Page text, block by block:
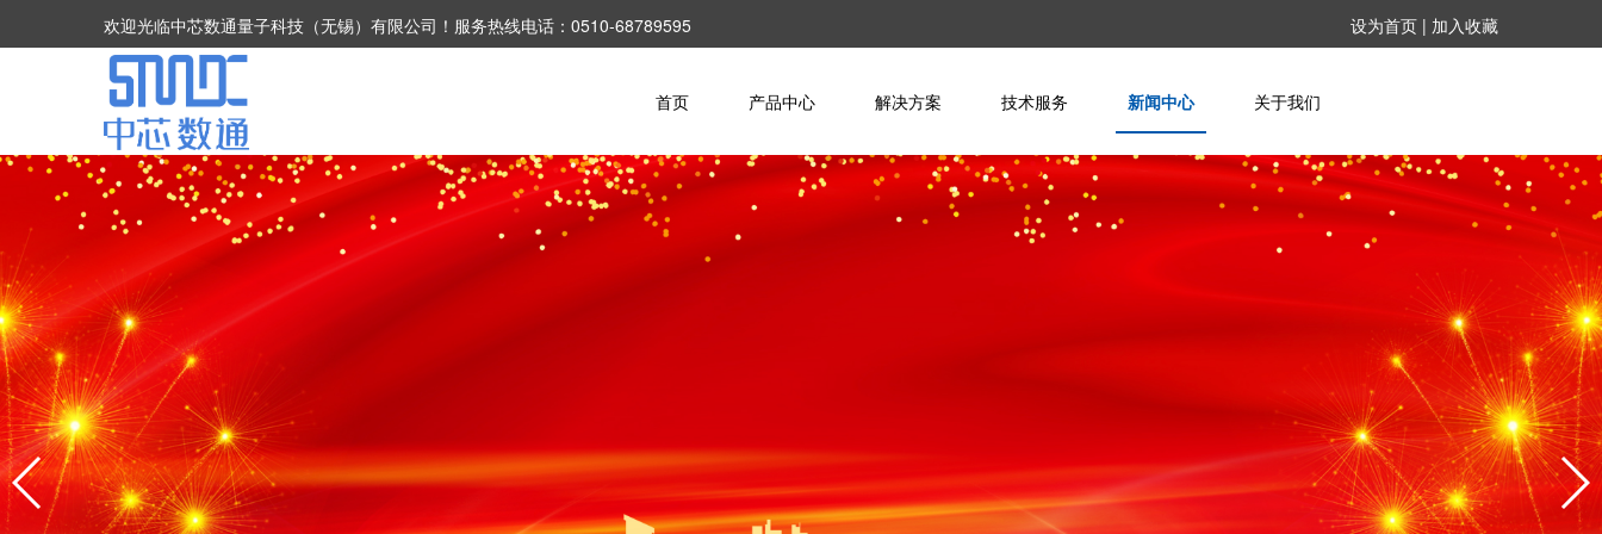
欢迎光临中芯数通量子科技（无锡）有限公司！服务热线电话：0510-68789595 设为首页 | 加入收藏
首页 产品中心 解决方案 技术服务 新闻中心 关于我们